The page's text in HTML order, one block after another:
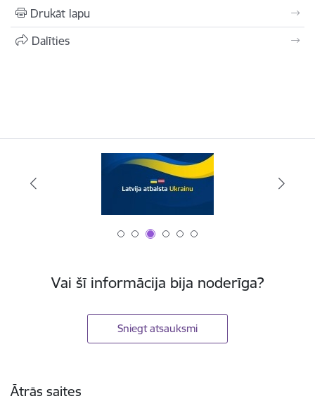
Drukāt lapu
Dalīties
Vai šī informācija bija noderīga?
Sniegt atsauksmi
Ātrās saites